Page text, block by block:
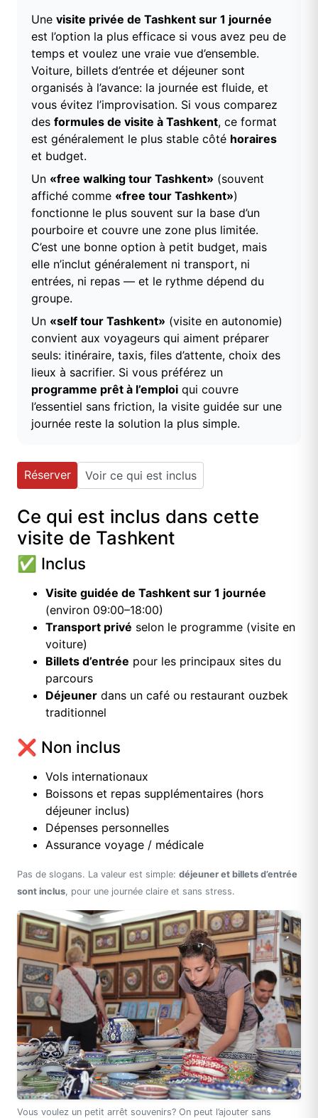
Une visite privée de Tashkent sur 1 journée
est l’option la plus efficace si vous avez peu de
temps et voulez une vraie vue d’ensemble.
Voiture, billets d’entrée et déjeuner sont
organisés à l’avance: la journée est fluide, et
vous évitez l’improvisation. Si vous comparez
des formules de visite à Tashkent, ce format
est généralement le plus stable côté horaires
et budget.
Un «free walking tour Tashkent» (souvent
affiché comme «free tour Tashkent»)
fonctionne le plus souvent sur la base d’un
pourboire et couvre une zone plus limitée.
C’est une bonne option à petit budget, mais
elle n’inclut généralement ni transport, ni
entrées, ni repas — et le rythme dépend du
groupe.
Un «self tour Tashkent» (visite en autonomie)
convient aux voyageurs qui aiment préparer
seuls: itinéraire, taxis, files d’attente, choix des
lieux à sacrifier. Si vous préférez un
programme prêt à l’emploi qui couvre
l’essentiel sans friction, la visite guidée sur une
journée reste la solution la plus simple.
Réserver Voir ce qui est inclus
Ce qui est inclus dans cette
visite de Tashkent
✅ Inclus
Visite guidée de Tashkent sur 1 journée
(environ 09:00–18:00)
Transport privé selon le programme (visite en
voiture)
Billets d’entrée pour les principaux sites du
parcours
Déjeuner dans un café ou restaurant ouzbek
traditionnel
❌ Non inclus
Vols internationaux
Boissons et repas supplémentaires (hors
déjeuner inclus)
Dépenses personnelles
Assurance voyage / médicale
Pas de slogans. La valeur est simple: déjeuner et billets d’entrée
sont inclus, pour une journée claire et sans stress.
Vous voulez un petit arrêt souvenirs? On peut l’ajouter sans